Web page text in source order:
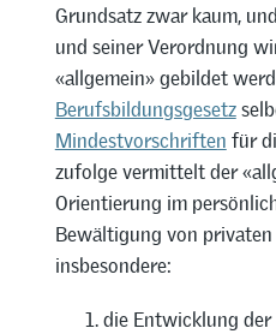
Grundsatz zwar kaum,
und seiner Verordnung
«allgemein» gebildet
Berufsbildungsgesetz
Mindestvorschriften für
zufolge vermittelt der
Orientierung im
Bewältigung von
insbesondere:
die Entwicklung